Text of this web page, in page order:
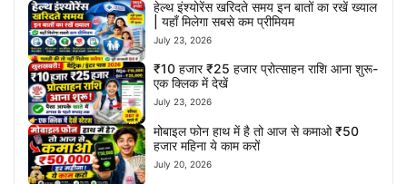
हेल्थ इंश्योरेंस खरिदते समय इन बातों का रखें ख्याल
| यहाँ मिलेगा सबसे कम प्रीमियम
July 23, 2026
₹10 हजार ₹25 हजार प्रोत्साहन राशि आना शुरू-
एक क्लिक में देखें
July 23, 2026
मोबाइल फोन हाथ में है तो आज से कमाओ ₹50
हजार महिना ये काम करों
July 20, 2026